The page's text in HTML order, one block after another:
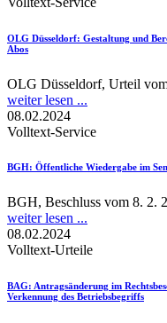
OLG Düsseldorf: Gestaltung und
Abos
OLG Düsseldorf, Urteil
weiter lesen ...
08.02.2024
Volltext-Service
BGH: Öffentliche Wiedergabe im
BGH, Beschluss vom 8. 2.
weiter lesen ...
08.02.2024
Volltext-Urteile
BAG: Antragsänderung im
Verkennung des Betriebsbegriffs